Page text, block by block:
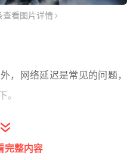
查看图片详情
，网络延迟是常见的问题，
。
完整内容